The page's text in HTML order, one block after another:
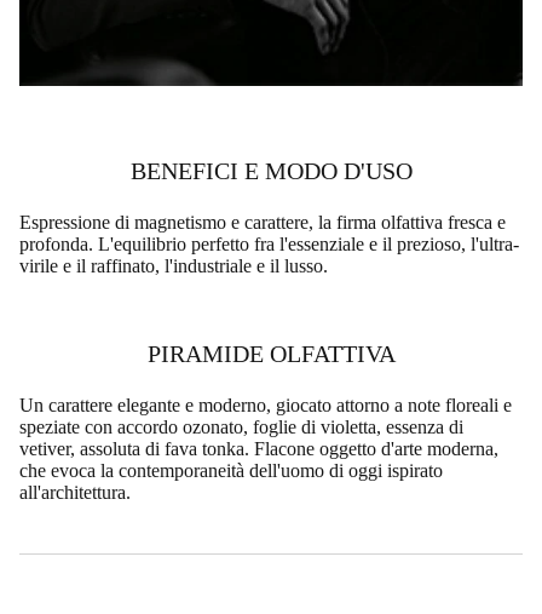
BENEFICI E MODO D'USO
Espressione di magnetismo e carattere, la firma olfattiva fresca e
profonda. L'equilibrio perfetto fra l'essenziale e il prezioso, l'ultra-
virile e il raffinato, l'industriale e il lusso.
PIRAMIDE OLFATTIVA
Un carattere elegante e moderno, giocato attorno a note floreali e
speziate con accordo ozonato, foglie di violetta, essenza di
vetiver, assoluta di fava tonka. Flacone oggetto d'arte moderna,
che evoca la contemporaneità dell'uomo di oggi ispirato
all'architettura.